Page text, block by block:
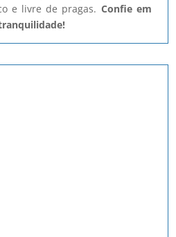
e livre de pragas. Confie em